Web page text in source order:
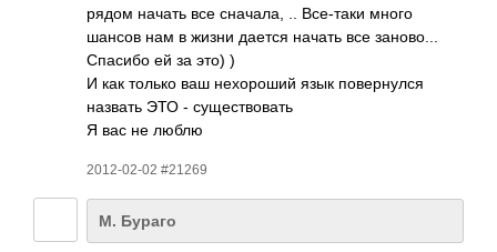
рядом начать все снач­ала, .. Все-­таки много
шансов нам в жизни дается начать все зано­во...
Спасибо ей за это) )
И как только ваш нехо­роший язык пове­рнулся
назвать ЭТО - суще­ство­вать
Я вас не люблю
2012-02-02 #21269
М. Бураго